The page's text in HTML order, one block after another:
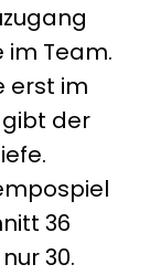
im Team.
erst im
der
36
30.